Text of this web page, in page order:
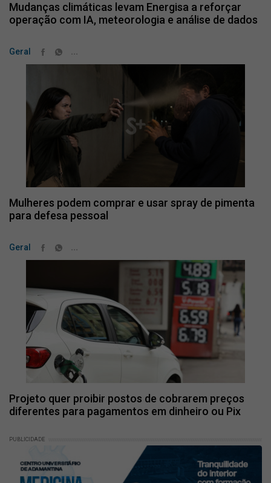
Mudanças climáticas levam Energisa a reforçar
operação com IA, meteorologia e análise de dados
Geral ...
Mulheres podem comprar e usar spray de pimenta
para defesa pessoal
Geral ...
Projeto quer proibir postos de cobrarem preços
diferentes para pagamentos em dinheiro ou Pix
PUBLICIDADE